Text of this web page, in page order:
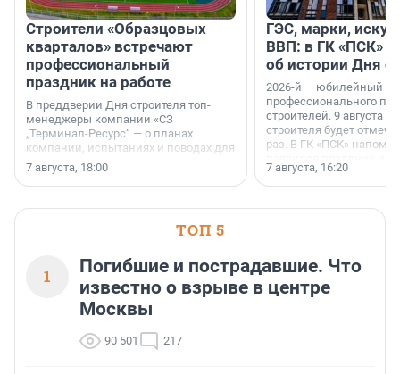
Строители «Образцовых
кварталов» встречают
профессиональный
праздник на работе
В преддверии Дня строителя топ-
менеджеры компании «СЗ
„Терминал-Ресурс“ — о планах
компании, испытаниях и поводах для
осторожного оптимизма.
7 августа, 18:00
ГЭС, марки,
ВВП: в ГК «ПСК»
об истории Дня
2026-й — юбилейный
профессионального
строителей. 9 августа
строителя будет
раз. В ГК «ПСК»
поменялась роль
7 августа, 16:20
ТОП 5
1
Погибшие и пострадавшие. Что
известно о взрыве в центре
Москвы
90 501 217